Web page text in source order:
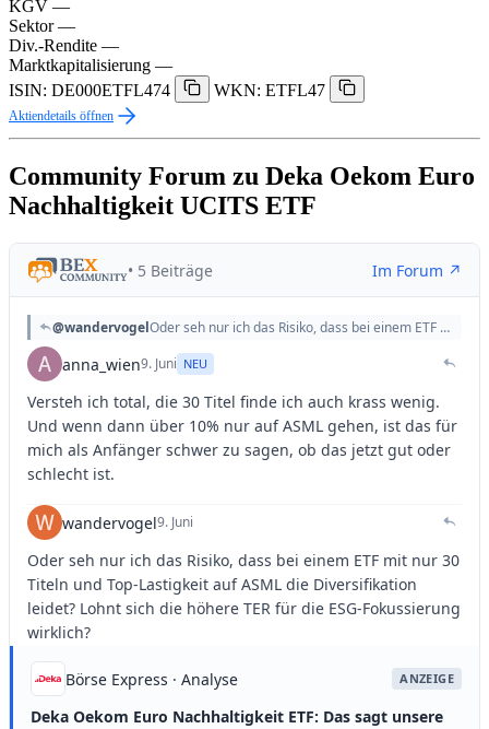
KGV —
Sektor —
Div.-Rendite —
Marktkapitalisierung —
ISIN: DE000ETFL474
WKN: ETFL47
Aktiendetails öffnen
Community Forum zu Deka Oekom Euro
Nachhaltigkeit UCITS ETF